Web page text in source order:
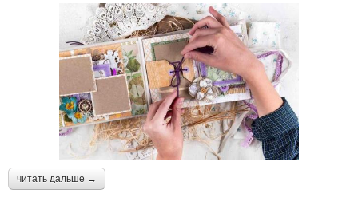
читать дальше →